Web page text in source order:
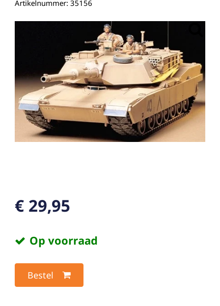
Artikelnummer: 35156
€ 29,95
Op voorraad
Bestel